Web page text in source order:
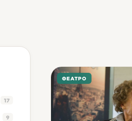
17
9
ΘΈΑΤΡΟ